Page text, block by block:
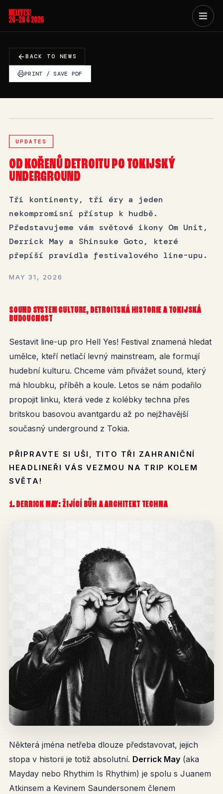
BACK TO NEWS
PRINT / SAVE PDF
UPDATES
OD KOŘENŮ DETROITU PO TOKIJSKÝ
UNDERGROUND
Tři kontinenty, tři éry a jeden
nekompromisní přístup k hudbě.
Představujeme vám světové ikony Om Unit,
Derrick May a Shinsuke Goto, které
přepíší pravidla festivalového line-upu.
MAY 31, 2026
SOUND SYSTEM CULTURE, DETROITSKÁ HISTORIE A TOKIJSKÁ
BUDOUCNOST
Sestavit line-up pro Hell Yes! Festival znamená hledat
umělce, kteří netlačí levný mainstream, ale formují
hudební kulturu. Chceme vám přivážet sound, který
má hloubku, příběh a koule. Letos se nám podařilo
propojit linku, která vede z kolébky techna přes
britskou basovou avantgardu až po nejžhavější
současný underground z Tokia.
PŘIPRAVTE SI UŠI, TITO TŘI ZAHRANIČNÍ
HEADLINEŘI VÁS VEZMOU NA TRIP KOLEM
SVĚTA!
1. DERRICK MAY: ŽIJÍCÍ BŮH A ARCHITEKT TECHNA
Některá jména netřeba dlouze představovat, jejich
stopa v historii je totiž absolutní. Derrick May(aka
Mayday nebo Rhythim Is Rhythim) je spolu s Juanem
Atkinsem a Kevinem Saundersonem členem